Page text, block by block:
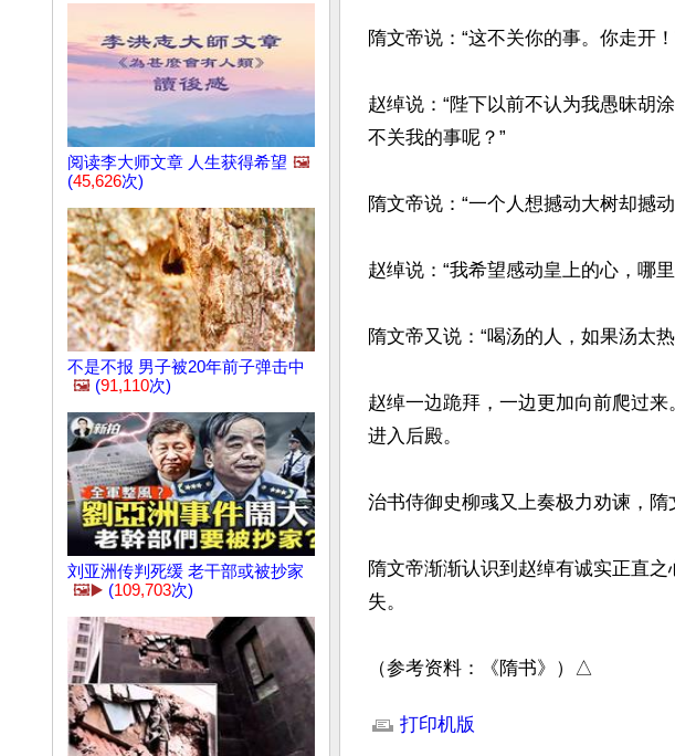
阅读李大师文章 人生获得希望 🖼️
(45,626次)
不是不报 男子被20年前子弹击中
🖼️ (91,110次)
刘亚洲传判死缓 老干部或被抄家
🖼️▶️ (109,703次)
隋文帝说：“这不关你的事。你走开！
赵绰说：“陛下以前不认为我愚昧胡
不关我的事呢？”
隋文帝说：“一个人想撼动大树却撼
赵绰说：“我希望感动皇上的心，哪
隋文帝又说：“喝汤的人，如果汤太
赵绰一边跪拜，一边更加向前爬过
进入后殿。
治书侍御史柳彧又上奏极力劝谏，隋
隋文帝渐渐认识到赵绰有诚实正直
失。
（参考资料：《隋书》）△
打印机版